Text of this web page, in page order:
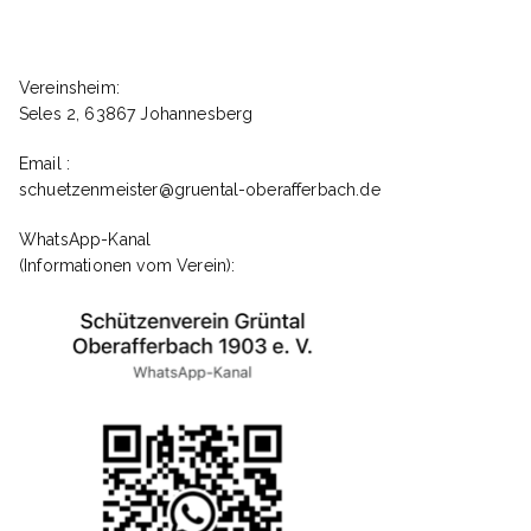
Vereinsheim:
Seles 2, 63867 Johannesberg
Email :
schuetzenmeister@gruental-oberafferbach.de
WhatsApp-Kanal
(Informationen vom Verein):